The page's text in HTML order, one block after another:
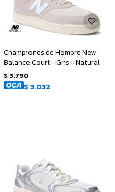
Championes de Hombre New
Balance Court - Gris - Natural
$ 3.790
$3.032